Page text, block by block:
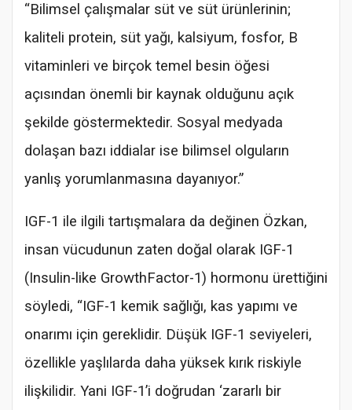
“Bilimsel çalışmalar süt ve süt ürünlerinin;
kaliteli protein, süt yağı, kalsiyum, fosfor, B
vitaminleri ve birçok temel besin öğesi
açısından önemli bir kaynak olduğunu açık
şekilde göstermektedir. Sosyal medyada
dolaşan bazı iddialar ise bilimsel olguların
yanlış yorumlanmasına dayanıyor.”
IGF-1 ile ilgili tartışmalara da değinen Özkan,
insan vücudunun zaten doğal olarak IGF-1
(Insulin-like GrowthFactor-1) hormonu ürettiğini
söyledi, “IGF-1 kemik sağlığı, kas yapımı ve
onarımı için gereklidir. Düşük IGF-1 seviyeleri,
özellikle yaşlılarda daha yüksek kırık riskiyle
ilişkilidir. Yani IGF-1’i doğrudan ‘zararlı bir